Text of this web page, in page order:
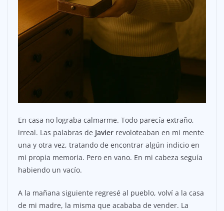
En casa no lograba calmarme. Todo parecía extraño,
irreal. Las palabras de Javier revoloteaban en mi mente
una y otra vez, tratando de encontrar algún indicio en
mi propia memoria. Pero en vano. En mi cabeza seguía
habiendo un vacío.
A la mañana siguiente regresé al pueblo, volví a la casa
de mi madre, la misma que acababa de vender. La